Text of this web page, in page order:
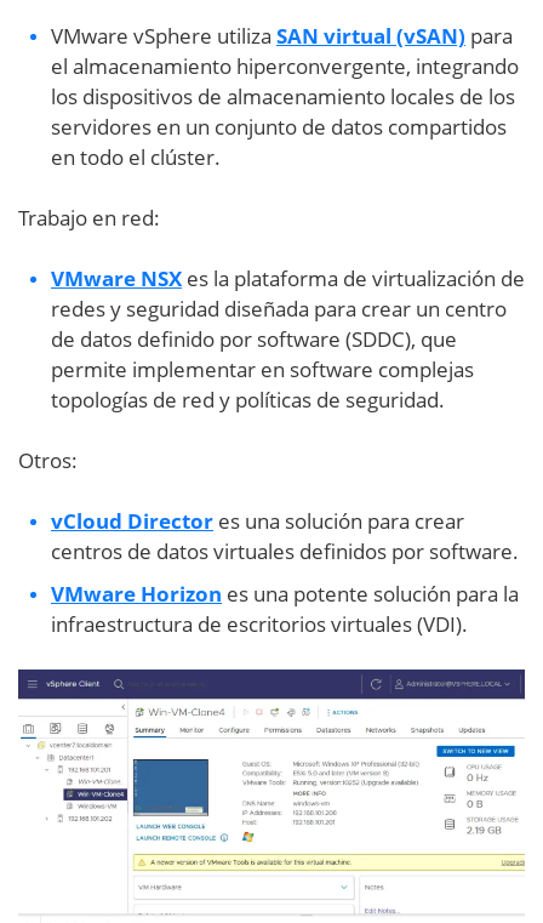
VMware vSphere utiliza SAN virtual (vSAN) para
el almacenamiento hiperconvergente, integrando
los dispositivos de almacenamiento locales de los
servidores en un conjunto de datos compartidos
en todo el clúster.
Trabajo en red:
VMware NSX es la plataforma de virtualización de
redes y seguridad diseñada para crear un centro
de datos definido por software (SDDC), que
permite implementar en software complejas
topologías de red y políticas de seguridad.
Otros:
vCloud Director es una solución para crear
centros de datos virtuales definidos por software.
VMware Horizon es una potente solución para la
infraestructura de escritorios virtuales (VDI).